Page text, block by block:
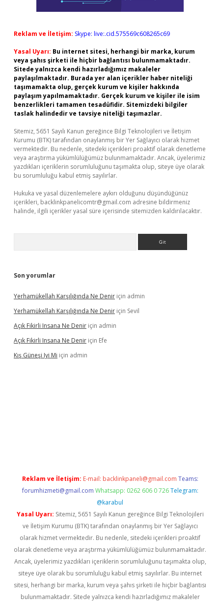
Reklam ve İletişim: Skype: live:.cid.575569c608265c69
Yasal Uyarı: Bu internet sitesi, herhangi bir marka, kurum
veya şahıs şirketi ile hiçbir bağlantısı bulunmamaktadır.
Sitede yalnızca kendi hazırladığımız makaleler
paylaşılmaktadır. Burada yer alan içerikler haber niteliği
taşımamakta olup, gerçek kurum ve kişiler hakkında
paylaşım yapılmamaktadır. Gerçek kurum ve kişiler ile isim
benzerlikleri tamamen tesadüfidir. Sitemizdeki bilgiler
taslak halindedir ve tavsiye niteliği taşımazlar.
Sitemiz, 5651 Sayılı Kanun gereğince Bilgi Teknolojileri ve İletişim
Kurumu (BTK) tarafından onaylanmış bir Yer Sağlayıcı olarak hizmet
vermektedir. Bu nedenle, sitedeki içerikleri proaktif olarak denetleme
veya araştırma yükümlülüğümüz bulunmamaktadır. Ancak, üyelerimiz
yazdıkları içeriklerin sorumluluğunu taşımakta olup, siteye üye olarak
bu sorumluluğu kabul etmiş sayılırlar.
Hukuka ve yasal düzenlemelere aykırı olduğunu düşündüğünüz
içerikleri, backlinkpanelicomtr@gmail.com adresine bildirmeniz
halinde, ilgili içerikler yasal süre içerisinde sitemizden kaldırılacaktır.
Son yorumlar
Yerhamükellah Karşılığında Ne Denir için admin
Yerhamükellah Karşılığında Ne Denir için Sevil
Açık Fikirli Insana Ne Denir için admin
Açık Fikirli Insana Ne Denir için Efe
Kış Güneşi Iyi Mi için admin
Reklam ve İletişim: E-mail: backlinkpaneli@gmail.com Teams:
forumhizmeti@gmail.com Whatsapp: 0262 606 0 726 Telegram:
@karabul
Yasal Uyarı: Sitemiz, 5651 Sayılı Kanun gereğince Bilgi Teknolojileri
ve İletişim Kurumu (BTK) tarafından onaylanmış bir Yer Sağlayıcı
olarak hizmet vermektedir. Bu nedenle, sitedeki içerikleri proaktif
olarak denetleme veya araştırma yükümlülüğümüz bulunmamaktadır.
Ancak, üyelerimiz yazdıkları içeriklerin sorumluluğunu taşımakta olup,
siteye üye olarak bu sorumluluğu kabul etmiş sayılırlar. Bu internet
sitesi, herhangi bir marka, kurum veya şahıs şirketi ile hiçbir bağlantısı
bulunmamaktadır. Sitede yalnızca kendi hazırladığımız makaleler